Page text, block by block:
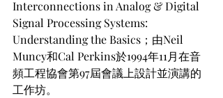
Interconnections in Analog & Digital
Signal Processing Systems:
Understanding the Basics；由Neil
Muncy和Cal Perkins於1994年11月在音
頻工程協會第97屆會議上設計並演講的
工作坊。